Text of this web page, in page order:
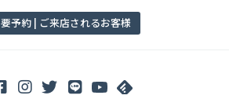
要予約 | ご来店されるお客様